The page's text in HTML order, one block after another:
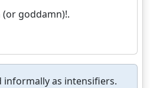
(or goddamn)!.
informally as intensifiers.